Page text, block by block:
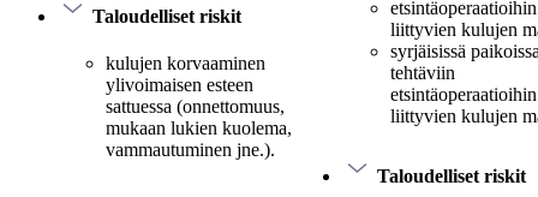
Taloudelliset riskit
kulujen korvaaminen
ylivoimaisen esteen
sattuessa (onnettomuus,
mukaan lukien kuolema,
vammautuminen jne.).
etsintäoperaatioihin
liittyvien kulujen
syrjäisissä
tehtäviin
etsintäoperaatioihin
liittyvien kulujen
Taloudelliset riskit